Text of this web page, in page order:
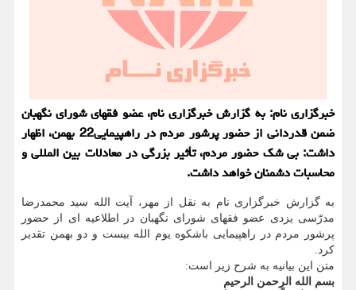
خبرگزاری نام: به گزارش خبرگزاری نام، عضو فقهای شورای نگهبان
ضمن قدردانی از حضور پرشور مردم در راهپیمایی22 بهمن، اظهار
داشت: بی شک حضور مردم، تأثیر بزرگی در معادلات بین المللی و
محاسبات دشمنان خواهد داشت.
به گزارش خبرگزاری نام به نقل از مهر، آیت الله سید محمدرضا
مدرّسی یزدی عضو فقهای شورای نگهبان در اطلاعیه ای از حضور
پرشور مردم در راهپیمایی باشکوه یوم الله بیست و دو بهمن تقدیر
کرد.
متن این بیانیه به شرح زیر است:
بسم الله الرحمن الرحیم